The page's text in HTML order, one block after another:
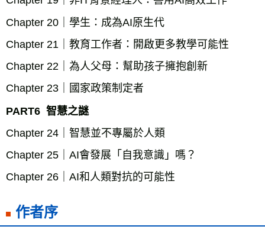
Chapter 20｜學生：成為AI原生代
Chapter 21｜教育工作者：開啟更多教學可能性
Chapter 22｜為人父母：幫助孩子擁抱創新
Chapter 23｜國家政策制定者
PART6  智慧之謎
Chapter 24｜智慧並不專屬於人類
Chapter 25｜AI會發展「自我意識」嗎？
Chapter 26｜AI和人類對抗的可能性
作者序